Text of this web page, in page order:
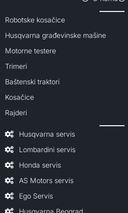
Robotske kosačice
Husqvarna građevinske mašine
Motorne testere
Trimeri
Baštenski traktori
Kosačice
Rajderi
Husqvarna servis
Lombardini servis
Honda servis
AS Motors servis
Ego Servis